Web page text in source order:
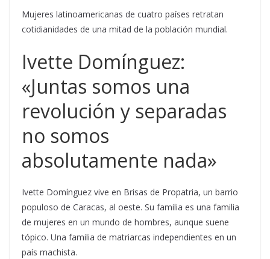
Mujeres latinoamericanas de cuatro países retratan
cotidianidades de una mitad de la población mundial.
Ivette Domínguez:
«Juntas somos una
revolución y separadas
no somos
absolutamente nada»
Ivette Domínguez vive en Brisas de Propatria, un barrio
populoso de Caracas, al oeste. Su familia es una familia
de mujeres en un mundo de hombres, aunque suene
tópico. Una familia de matriarcas independientes en un
país machista.